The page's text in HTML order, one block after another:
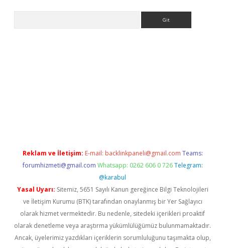
Reklam ve İletişim: E-mail: backlinkpaneli@gmail.com Teams:
forumhizmeti@gmail.com Whatsapp: 0262 606 0 726 Telegram:
@karabul
Yasal Uyarı: Sitemiz, 5651 Sayılı Kanun gereğince Bilgi Teknolojileri
ve İletişim Kurumu (BTK) tarafından onaylanmış bir Yer Sağlayıcı
olarak hizmet vermektedir. Bu nedenle, sitedeki içerikleri proaktif
olarak denetleme veya araştırma yükümlülüğümüz bulunmamaktadır.
Ancak, üyelerimiz yazdıkları içeriklerin sorumluluğunu taşımakta olup,